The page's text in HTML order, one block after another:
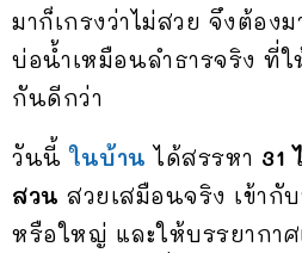
มาก็เกรงว่าไม่สวย จึงต้อง
บ่อน้ำเหมือนลำธารจริง ที่
กันดีกว่า
วันนี้ในบ้าน ได้สรรหา 31
สวน สวยเสมือนจริง เข้า
หรือใหญ่ และให้บรรยากา